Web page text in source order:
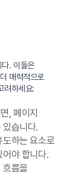
. 이들은
매력적으로
려하세요:
, 페이지
습니다.
하는 요소로
어야 합니다.
흐름을